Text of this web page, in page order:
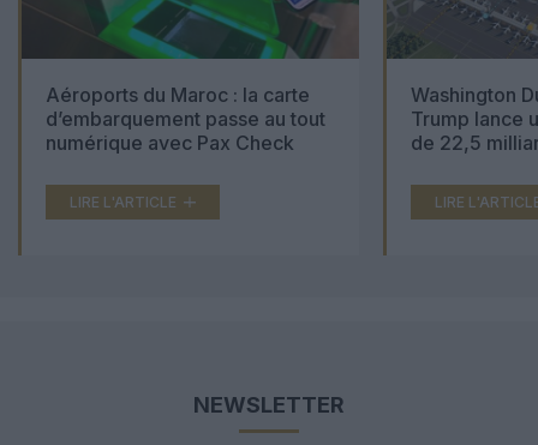
Aéroports du Maroc : la carte
d’embarquement passe au tout
numérique avec Pax Check
LIRE L'ARTICLE
Washington
Trump lance
de 22,5
LIRE
NEWSLETTER